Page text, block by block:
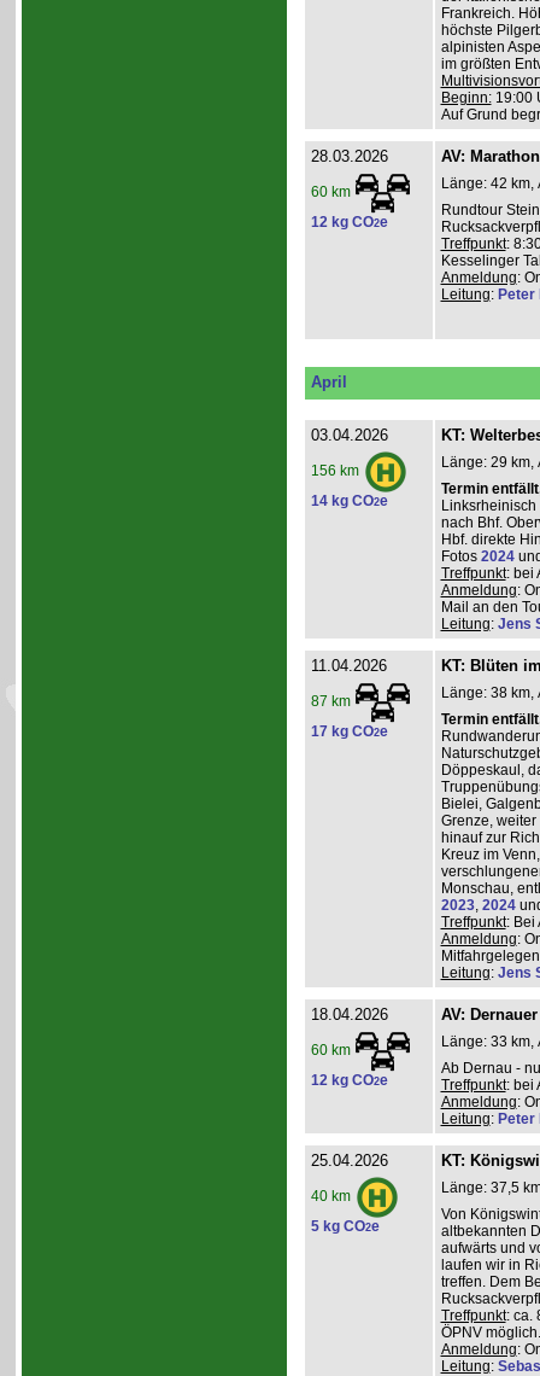
Frankreich.
höchste
alpinisten
im größten
Beginn:19:00
Auf Grund
28.03.2026
60 km
12 kg CO2e
AV:
Länge: 42 km,
Rundtour
Treffpunkt:
Kesselinger
Anmeldung:
Leitung: Peter
April
03.04.2026
156 km
14 kg CO2e
KT:
Länge: 29 km,
Termin
nach Bhf.
Hbf. direkte
Fotos 2024
Treffpunkt: bei
Anmeldung:
Mail an den
Leitung: Jens
11.04.2026
87 km
17 kg CO2e
KT: Blüten
Länge: 38 km,
Termin
Döppeskaul,
Bielei,
Grenze,
hinauf zur
Kreuz im
Monschau,
2023, 2024
Treffpunkt: Bei
Anmeldung:
Leitung: Jens
18.04.2026
60 km
12 kg CO2e
AV:
Länge: 33 km,
Ab Dernau -
Treffpunkt: bei
Anmeldung:
Leitung: Peter
25.04.2026
40 km
5 kg CO2e
KT:
Länge: 37,5
Von
altbekannten
aufwärts und
laufen wir in
treffen. Dem
Treffpunkt: ca.
ÖPNV
Anmeldung:
Leitung: